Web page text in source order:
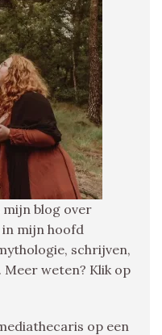
mijn blog over
mijn hoofd
schrijven,
weten? Klik op
op een